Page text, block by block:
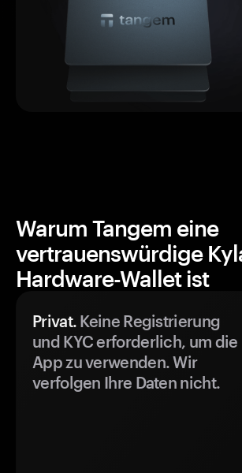
Warum Tangem eine
vertrauenswürdige
Hardware-Wallet ist
Privat. Keine Registrierung
und KYC erforderlich, um die
App zu verwenden. Wir
verfolgen Ihre Daten nicht.